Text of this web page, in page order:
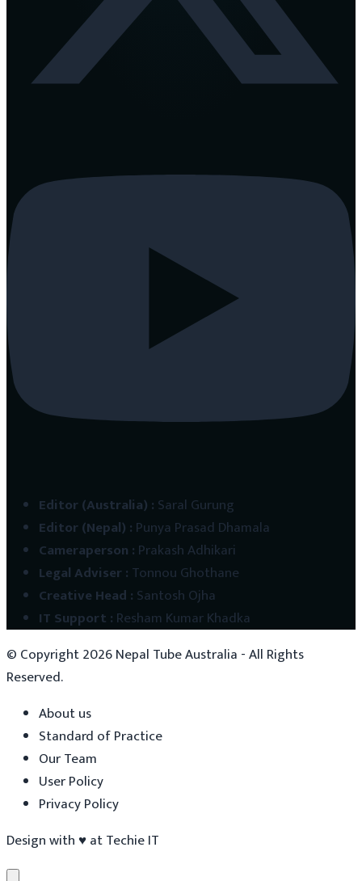
Editor (Australia) : Saral Gurung
Editor (Nepal) : Punya Prasad Dhamala
Cameraperson : Prakash Adhikari
Legal Adviser: Tonnou Ghothane
Creative Head : Santosh Ojha
IT Support : Resham Kumar Khadka
© Copyright2026Nepal Tube Australia - All Rights
Reserved.
About us
Standard of Practice
Our Team
User Policy
Privacy Policy
Design with ♥atTechie IT